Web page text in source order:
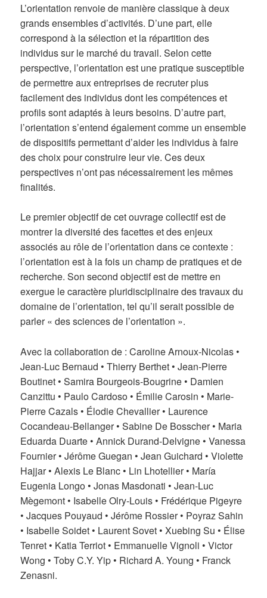
L’orientation renvoie de manière classique à deux
grands ensembles d’activités. D’une part, elle
correspond à la sélection et la répartition des
individus sur le marché du travail. Selon cette
perspective, l’orientation est une pratique susceptible
de permettre aux entreprises de recruter plus
facilement des individus dont les compétences et
profils sont adaptés à leurs besoins. D’autre part,
l’orientation s’entend également comme un ensemble
de dispositifs permettant d’aider les individus à faire
des choix pour construire leur vie. Ces deux
perspectives n’ont pas nécessairement les mêmes
finalités.
Le premier objectif de cet ouvrage collectif est de
montrer la diversité des facettes et des enjeux
associés au rôle de l’orientation dans ce contexte :
l’orientation est à la fois un champ de pratiques et de
recherche. Son second objectif est de mettre en
exergue le caractère pluridisciplinaire des travaux du
domaine de l’orientation, tel qu’il serait possible de
parler « des sciences de l’orientation ».
Avec la collaboration de : Caroline Arnoux-Nicolas •
Jean-Luc Bernaud • Thierry Berthet • Jean-Pierre
Boutinet • Samira Bourgeois-Bougrine • Damien
Canzittu • Paulo Cardoso • Émilie Carosin • Marie-
Pierre Cazals • Élodie Chevallier • Laurence
Cocandeau-Bellanger • Sabine De Bosscher • Maria
Eduarda Duarte • Annick Durand-Delvigne • Vanessa
Fournier • Jérôme Guegan • Jean Guichard • Violette
Hajjar • Alexis Le Blanc • Lin Lhotellier • María
Eugenia Longo • Jonas Masdonati • Jean-Luc
Mègemont • Isabelle Olry-Louis • Frédérique Pigeyre
• Jacques Pouyaud • Jérôme Rossier • Poyraz Sahin
• Isabelle Soidet • Laurent Sovet • Xuebing Su • Élise
Tenret • Katia Terriot • Emmanuelle Vignoli • Victor
Wong • Toby C.Y. Yip • Richard A. Young • Franck
Zenasni.